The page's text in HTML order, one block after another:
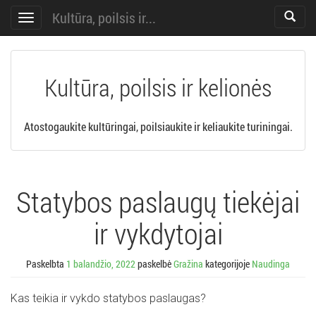
Toggle
navigation
Toggle
Kultūra, poilsis ir...
Kultūra, poilsis ir kelionės
Atostogaukite kultūringai, poilsiaukite ir keliaukite turiningai.
Statybos paslaugų tiekėjai
ir vykdytojai
Paskelbta 1 balandžio, 2022paskelbėGražina kategorijoje Naudinga
Kas teikia ir vykdo statybos paslaugas?